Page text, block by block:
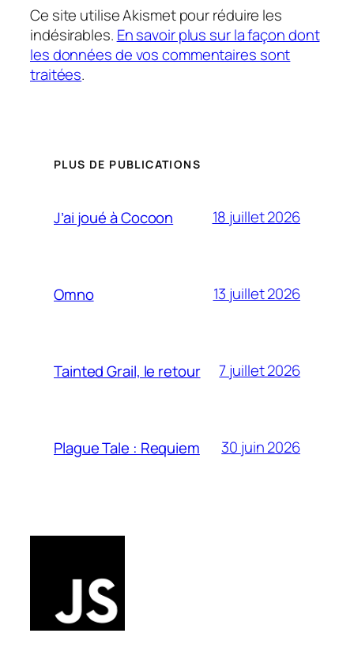
Ce site utilise Akismet pour réduire les
indésirables. En savoir plus sur la façon dont
les données de vos commentaires sont
traitées.
PLUS DE PUBLICATIONS
J’ai joué à Cocoon 18 juillet 2026
Omno 13 juillet 2026
Tainted Grail, le retour 7 juillet 2026
Plague Tale : Requiem 30 juin 2026